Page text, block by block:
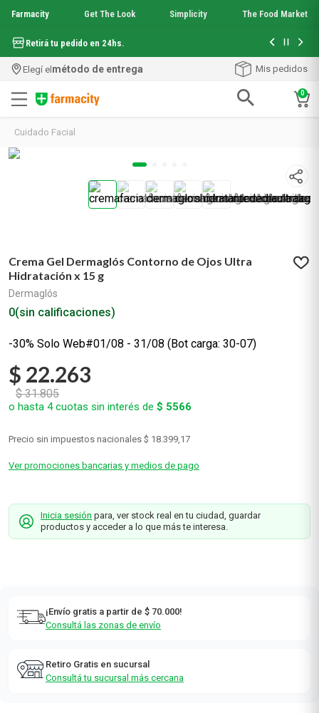
Farmacity Get The Look Simplicity The Food Market
Retirá tu pedido en 24hs. Hasta 6
Elegí elmétodo de entrega Mis pedidos
0
Cuidado Facial
Crema Gel Dermaglós Contorno de Ojos Ultra
Hidratación x 15 g
Dermaglós
0(sin calificaciones)
-30% Solo Web#01/08 - 31/08 (Bot carga: 30-07)
$ 22.263
$ 31.805
o hasta 4cuotas sin interés de $ 5566
Precio sin impuestos nacionales $ 18.399,17
Ver promociones bancarias y medios de pago
Inicia sesión para, ver stock real en tu ciudad, guardar
productos y acceder a lo que más te interesa.
¡Envío gratis a partir de $ 70.000!
Consultá las zonas de envío
Retiro Gratis en sucursal
Consultá tu sucursal más cercana
2.
8. nyx
9.get the look
10.uv air